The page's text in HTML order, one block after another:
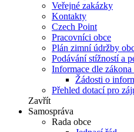
Veřejné zakázky
Kontakty
Czech Point
Pracovníci obce
Plán zimní údržby
Podávání stížností a
Informace dle
Žádosti o
Přehled dotací pro
Zavřít
Samospráva
Rada obce